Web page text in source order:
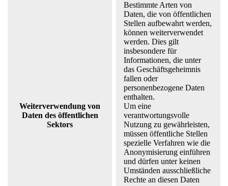
Weiterverwendung von
Daten des öffentlichen
Sektors
Bestimmte Arten von
Daten, die von öffentlichen
Stellen aufbewahrt werden,
können weiterverwendet
werden. Dies gilt
insbesondere für
Informationen, die unter
das Geschäftsgeheimnis
fallen oder
personenbezogene Daten
enthalten.
Um eine
verantwortungsvolle
Nutzung zu gewährleisten,
müssen öffentliche Stellen
spezielle Verfahren wie die
Anonymisierung einführen
und dürfen unter keinen
Umständen ausschließliche
Rechte an diesen Daten